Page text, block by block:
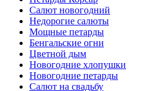
Салют новогодний
Недорогие салюты
Мощные петарды
Бенгальские огни
Цветной дым
Новогодние хлопушки
Новогодние петарды
Салют на свадьбу